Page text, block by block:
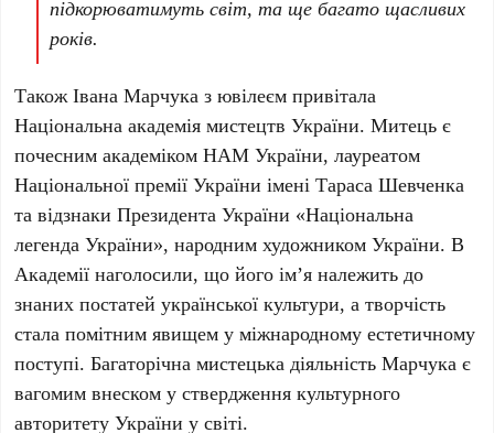
підкорюватимуть світ, та ще багато щасливих
років.
ТакожІвана Марчука з ювілеєм привітала
Національна академія мистецтв України. Митець є
почесним академікомНАМ України, лауреатом
Національної премії України імені Тараса Шевченка
та відзнаки Президента України «Національна
легенда України», народним художником України. В
Академії наголосили, що його ім’я належить до
знаних постатей української культури, а творчість
стала помітним явищем у міжнародному естетичному
поступі. Багаторічна мистецька діяльністьМарчука є
вагомим внеском у ствердження культурного
авторитету України у світі.